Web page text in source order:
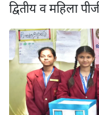
द्वितीय व महिला